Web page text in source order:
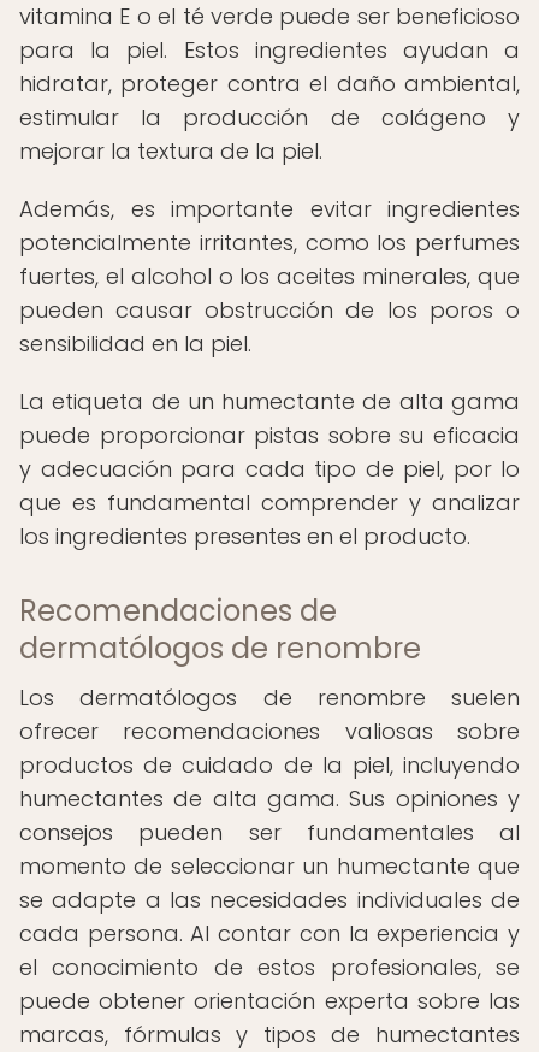
vitamina E o el té verde puede ser beneficioso
para la piel. Estos ingredientes ayudan a
hidratar, proteger contra el daño ambiental,
estimular la producción de colágeno y
mejorar la textura de la piel.
Además, es importante evitar ingredientes
potencialmente irritantes, como los perfumes
fuertes, el alcohol o los aceites minerales, que
pueden causar obstrucción de los poros o
sensibilidad en la piel.
La etiqueta de un humectante de alta gama
puede proporcionar pistas sobre su eficacia
y adecuación para cada tipo de piel, por lo
que es fundamental comprender y analizar
los ingredientes presentes en el producto.
Recomendaciones de
dermatólogos de renombre
Los dermatólogos de renombre suelen
ofrecer recomendaciones valiosas sobre
productos de cuidado de la piel, incluyendo
humectantes de alta gama. Sus opiniones y
consejos pueden ser fundamentales al
momento de seleccionar un humectante que
se adapte a las necesidades individuales de
cada persona. Al contar con la experiencia y
el conocimiento de estos profesionales, se
puede obtener orientación experta sobre las
marcas, fórmulas y tipos de humectantes